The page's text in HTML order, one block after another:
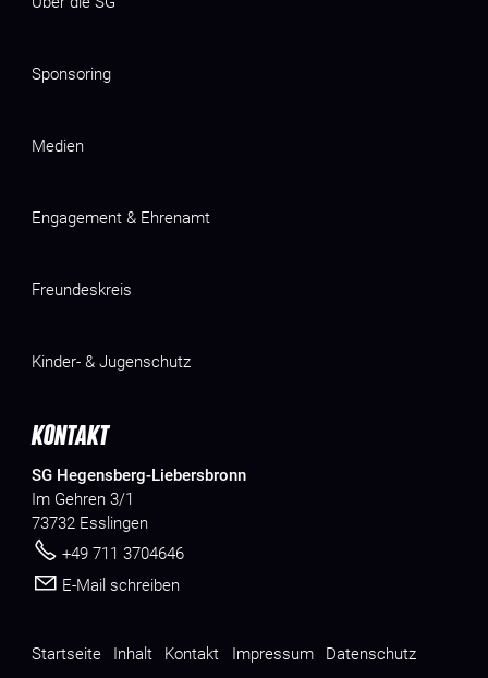
Sponsoring
Medien
Engagement & Ehrenamt
Freundeskreis
Kinder- & Jugenschutz
KONTAKT
SG Hegensberg-Liebersbronn
Im Gehren 3/1
73732 Esslingen
+49 711 3704646
E-Mail schreiben
Startseite Inhalt Kontakt Impressum Datenschutz